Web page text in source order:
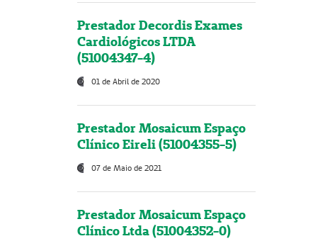
Prestador Decordis Exames
Cardiológicos LTDA
(51004347-4)
01 de Abril de 2020
Prestador Mosaicum Espaço
Clínico Eireli (51004355-5)
07 de Maio de 2021
Prestador Mosaicum Espaço
Clínico Ltda (51004352-0)